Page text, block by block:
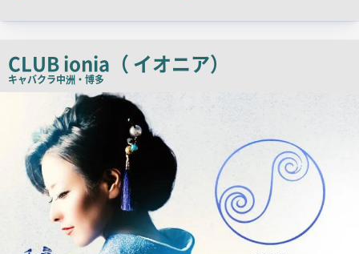
コ
ピ
CLUB ionia（ イオニア）
キャバクラ中洲・博多
店